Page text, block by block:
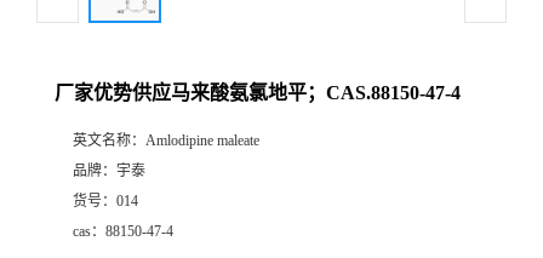
厂家优势供应马来酸氨氯地平；CAS.88150-47-4
英文名称： Amlodipine maleate
品牌： 宇泰
货号： 014
cas： 88150-47-4